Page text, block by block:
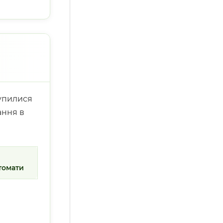
в